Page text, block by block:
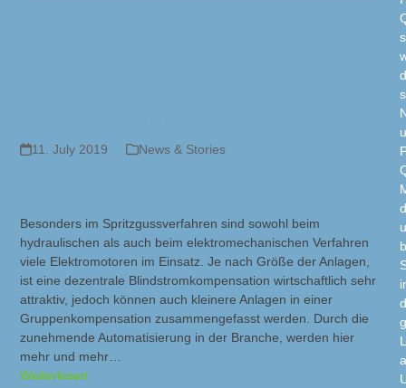
11. July 2019 News & Stories
Besonders im Spritzgussverfahren sind sowohl beim
hydraulischen als auch beim elektromechanischen Verfahren
viele Elektromotoren im Einsatz. Je nach Größe der Anlagen,
ist eine dezentrale Blindstromkompensation wirtschaftlich sehr
attraktiv, jedoch können auch kleinere Anlagen in einer
Gruppenkompensation zusammengefasst werden. Durch die
zunehmende Automatisierung in der Branche, werden hier
mehr und mehr…
Weiterlesen